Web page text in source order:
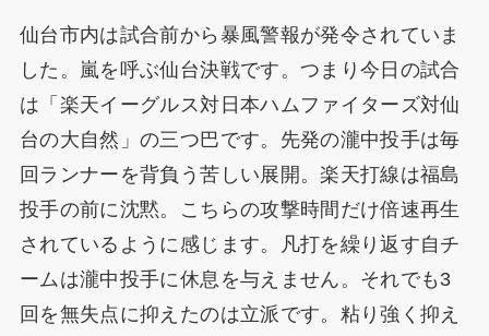
仙台市内は試合前から暴風警報が発令されていま
した。嵐を呼ぶ仙台決戦です。つまり今日の試合
は「楽天イーグルス対日本ハムファイターズ対仙
台の大自然」の三つ巴です。先発の瀧中投手は毎
回ランナーを背負う苦しい展開。楽天打線は福島
投手の前に沈黙。こちらの攻撃時間だけ倍速再生
されているように感じます。凡打を繰り返す自チ
ームは瀧中投手に休息を与えません。それでも3
回を無失点に抑えたのは立派です。粘り強く抑え